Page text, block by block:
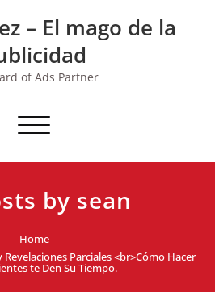
– El mago de la
of Ads Partner
Toggle navigation
by sean
Home
Revelaciones Parciales <br>Cómo Hacer
te Den Su Tiempo.